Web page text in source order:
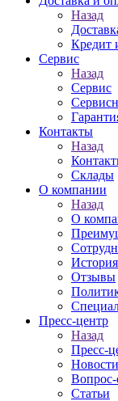
Назад
Кредит
Сервис
Назад
Сервис
Контакты
Назад
Склады
О компании
Назад
О
Отзывы
Пресс-центр
Назад
Пресс-
Новости
Вопрос-
Статьи